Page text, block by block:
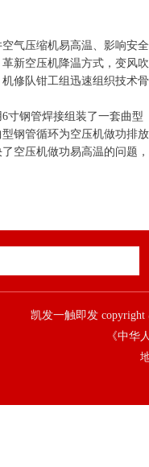
气压缩机易高温、影响安全
新空压机降温方式，变风吹
修队钳工组迅速组织技术骨
寸钢管焊接组装了一套曲型
钢管循环为空压机做功排放
空压机做功易高温的问题，
凯发一触即发
《中华